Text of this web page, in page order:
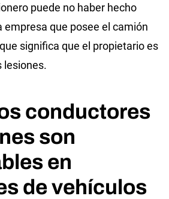
puede no haber hecho
empresa que posee el camión
significa que el propietario es
lesiones.
conductores
son
en
de vehículos